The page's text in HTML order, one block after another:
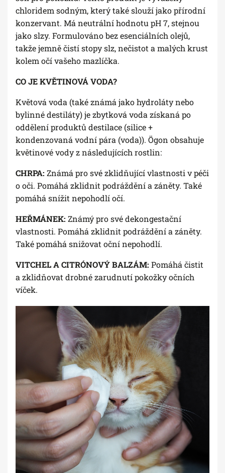
chloridem sodným, který také slouží jako přírodní
konzervant. Má neutrální hodnotu pH 7, stejnou
jako slzy. Formulováno bez esenciálních olejů,
takže jemně čistí stopy slz, nečistot a malých krust
kolem očí vašeho mazlíčka.
CO JE KVĚTINOVÁ VODA?
Květová voda (také známá jako hydroláty nebo
bylinné destiláty) je zbytková voda získaná po
oddělení produktů destilace (silice +
kondenzovaná vodní pára (voda)). Ögon obsahuje
květinové vody z následujících rostlin:
CHRPA: Známá pro své zklidňující vlastnosti v péči
o oči. Pomáhá zklidnit podráždění a záněty. Také
pomáhá snížit nepohodlí očí.
HEŘMÁNEK: Známý pro své dekongestační
vlastnosti. Pomáhá zklidnit podráždění a záněty.
Také pomáhá snižovat oční nepohodlí.
VITCHEL A CITRÓNOVÝ BALZÁM: Pomáhá čistit
a zklidňovat drobné zarudnutí pokožky očních
víček.